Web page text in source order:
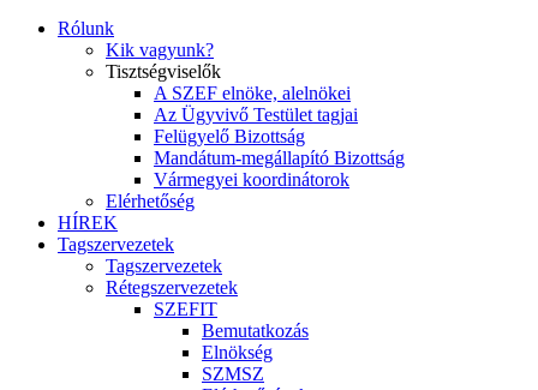
Rólunk
Kik vagyunk?
Tisztségviselők
A SZEF elnöke, alelnökei
Az Ügyvivő Testület tagjai
Felügyelő Bizottság
Mandátum-megállapító Bizottság
Vármegyei koordinátorok
Elérhetőség
HÍREK
Tagszervezetek
Tagszervezetek
Rétegszervezetek
SZEFIT
Bemutatkozás
Elnökség
SZMSZ